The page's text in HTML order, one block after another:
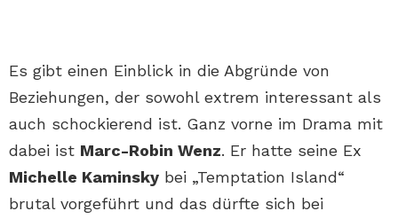
Es gibt einen Einblick in die Abgründe von
Beziehungen, der sowohl extrem interessant als
auch schockierend ist. Ganz vorne im Drama mit
dabei ist Marc-Robin Wenz. Er hatte seine Ex
Michelle Kaminsky bei „Temptation Island“
brutal vorgeführt und das dürfte sich bei